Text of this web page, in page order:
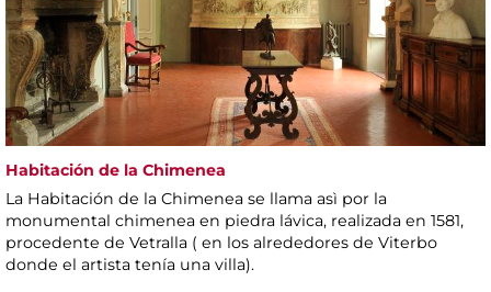
Habitación de la Chimenea
La Habitación de la Chimenea se llama asì por la
monumental chimenea en piedra lávica, realizada en 1581,
procedente de Vetralla ( en los alrededores de Viterbo
donde el artista tenía una villa).